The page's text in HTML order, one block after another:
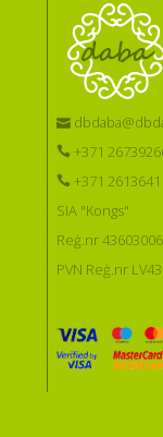
+371
+371
SIA "Kongs"
Reģ.nr
PVN Reģ.nr